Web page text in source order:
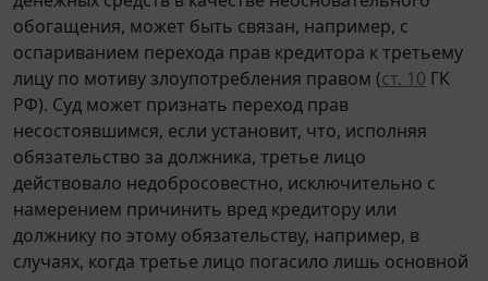
обогащения, может быть связан, например, с
оспариванием перехода прав кредитора к третьему
лицу по мотиву злоупотребления правом (ст. 10 ГК
РФ). Суд может признать переход прав
несостоявшимся, если установит, что, исполняя
обязательство за должника, третье лицо
действовало недобросовестно, исключительно с
намерением причинить вред кредитору или
должнику по этому обязательству, например, в
случаях, когда третье лицо погасило лишь основной